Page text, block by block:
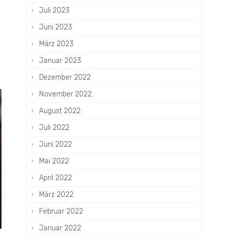
Juli 2023
Juni 2023
März 2023
Januar 2023
Dezember 2022
November 2022
August 2022
Juli 2022
Juni 2022
Mai 2022
April 2022
März 2022
Februar 2022
Januar 2022